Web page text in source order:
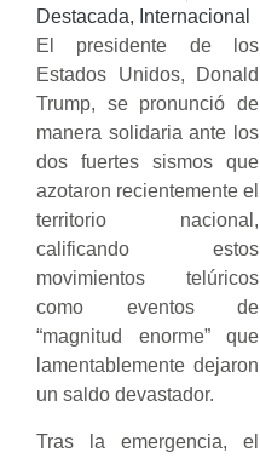
Destacada, Internacional
​El presidente de los
Estados Unidos, Donald
Trump, se pronunció de
manera solidaria ante los
dos fuertes sismos que
azotaron recientemente el
territorio nacional,
calificando estos
movimientos telúricos
como eventos de
“magnitud enorme” que
lamentablemente dejaron
un saldo devastador.
Tras la emergencia, el